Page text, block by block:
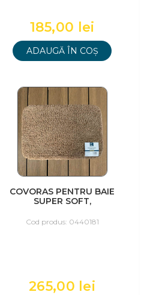
185,00 lei
ADAUGĂ ÎN COȘ
COVORAS PENTRU BAIE
SUPER SOFT,
Cod produs: 0440181
265,00 lei